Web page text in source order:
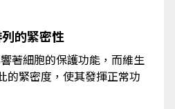
的緊密性
著細胞的保護功能，而維生
的緊密度，使其發揮正常功